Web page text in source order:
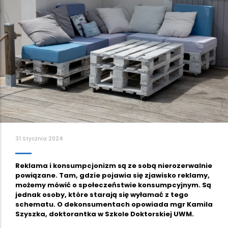
31 Stycznia 2024
Reklama i konsumpcjonizm są ze sobą nierozerwalnie
powiązane. Tam, gdzie pojawia się zjawisko reklamy,
możemy mówić o społeczeństwie konsumpcyjnym. Są
jednak osoby, które starają się wyłamać z tego
schematu. O dekonsumentach opowiada mgr Kamila
Szyszka, doktorantka w Szkole Doktorskiej UWM.